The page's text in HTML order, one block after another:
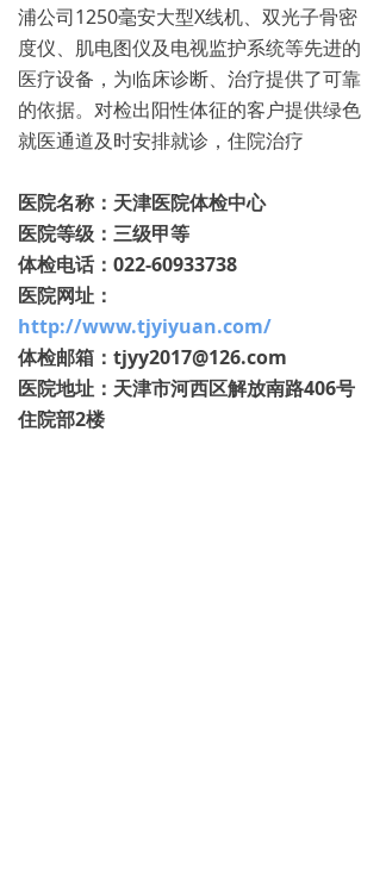
浦公司1250毫安大型X线机、双光子骨密
度仪、肌电图仪及电视监护系统等先进的
医疗设备，为临床诊断、治疗提供了可靠
的依据。对检出阳性体征的客户提供绿色
就医通道及时安排就诊，住院治疗
医院名称：天津医院体检中心
医院等级：三级甲等
体检电话：022-60933738
医院网址：
http://www.tjyiyuan.com/
体检邮箱：tjyy2017@126.com
医院地址：天津市河西区解放南路406号
住院部2楼